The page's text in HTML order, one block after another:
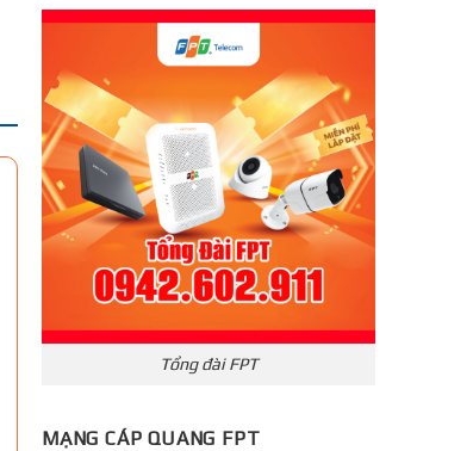
Tổng đài FPT
MẠNG CÁP QUANG FPT